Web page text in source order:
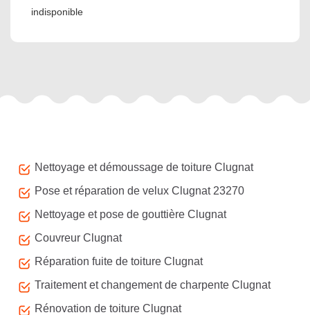
indisponible
Nettoyage et démoussage de toiture Clugnat
Pose et réparation de velux Clugnat 23270
Nettoyage et pose de gouttière Clugnat
Couvreur Clugnat
Réparation fuite de toiture Clugnat
Traitement et changement de charpente Clugnat
Rénovation de toiture Clugnat